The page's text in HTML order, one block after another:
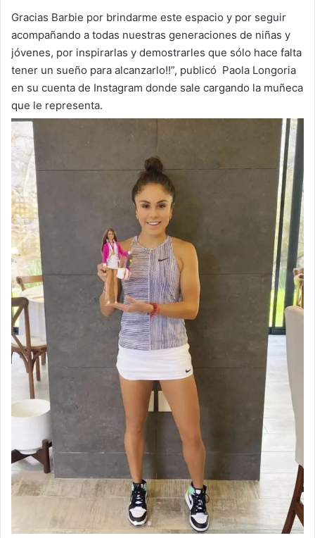
Gracias Barbie por brindarme este espacio y por seguir
acompañando a todas nuestras generaciones de niñas y
jóvenes, por inspirarlas y demostrarles que sólo hace falta
tener un sueño para alcanzarlo!!”, publicó Paola Longoria
en su cuenta de Instagram donde sale cargando la muñeca
que le representa.